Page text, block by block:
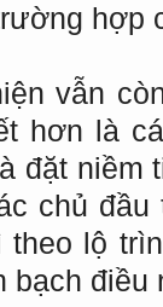
hợp
vẫn
hơn là
đặt niềm
chủ
lộ
bạch điều